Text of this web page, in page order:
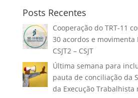
Posts Recentes
Cooperação do TRT-11
30 acordos e movimenta
CSJT2 – CSJT
Última semana para
pauta de conciliação da
da Execução Trabalhista